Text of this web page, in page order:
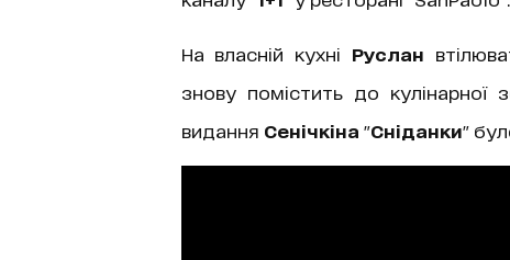
На власній кухні Руслан
знову помістить до кулінарної
видання Сенічкіна "Сніданки"